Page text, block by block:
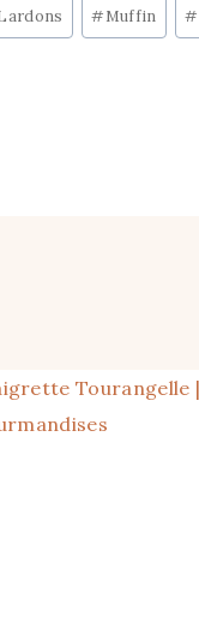
#Muffin #